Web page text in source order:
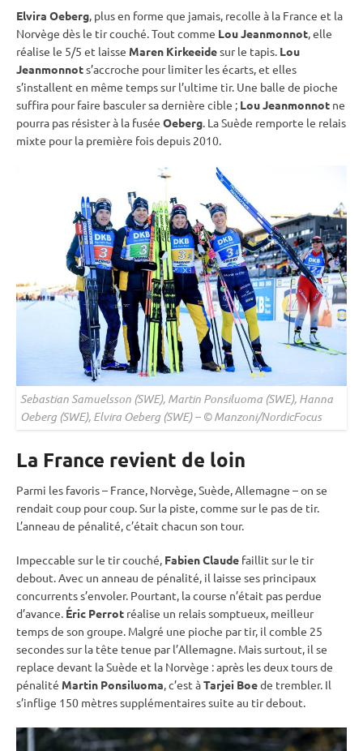
Elvira Oeberg , plus en forme que jamais, recolle à la France et la
Norvège dès le tircouché . Tout comme Lou Jeanmonnot , elle
réalise le 5/5 et laisse Maren Kirkeeidesur le tapis Lou
Jeanmonnots’accroche pour limiter les écarts, et elles
s’installent en même temps sur l’ultime tir. Une balle de pioche
suffira pour faire basculer sa dernière cible ; Lou Jeanmonnot ne
pourra pas résister à la fusée Oeberg . La Suède remporte le relais
mixte pour la première fois depuis 2010.
Sebastian Samuelsson (SWE), Martin Ponsiluoma (SWE), Hanna
Oeberg (SWE), Elvira Oeberg (SWE) – © Manzoni/NordicFocus
La France revient de loin
Parmi les favoris – France, Norvège, Suède, Allemagne – on se
rendait coup pour coup. Sur la piste , comme sur le pas de tir.
L’anneau de pénalité , c’était chacun son tour.
Impeccable sur le tircouché Fabien Claude faillit sur le tir
debout . Avec un anneau de pénalité , il laisse ses principaux
concurrents s’envoler. Pourtant, la course n’était pas perdue
d’avance. Éric Perrot réalise un relaissomptueux, meilleur
temps de son groupe. Malgré une pioche par tir, il comble 25
secondes sur la tête tenue par l’Allemagne. Mais surtout, il se
replace devant la Suède et la Norvège : après les deux tours de
pénalité Martin Ponsiluoma , c’est àTarjei Boede trembler. Il
s’inflige 150 mètres supplémentaires suite au tirdebout